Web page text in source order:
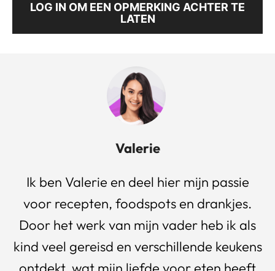
LOG IN OM EEN OPMERKING ACHTER TE
LATEN
Valerie
Ik ben Valerie en deel hier mijn passie
voor recepten, foodspots en drankjes.
Door het werk van mijn vader heb ik als
kind veel gereisd en verschillende keukens